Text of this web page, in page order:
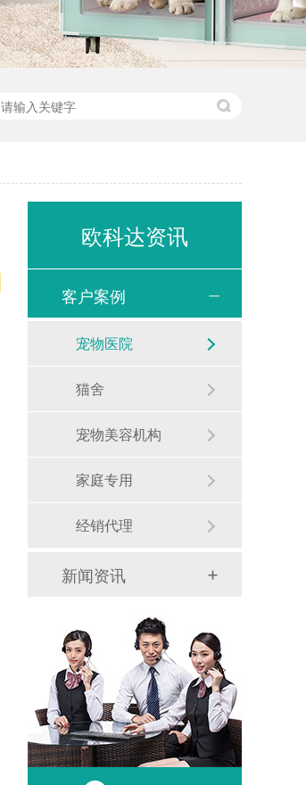
欧科达资讯
客户案例
宠物医院
猫舍
宠物美容机构
家庭专用
经销代理
新闻资讯